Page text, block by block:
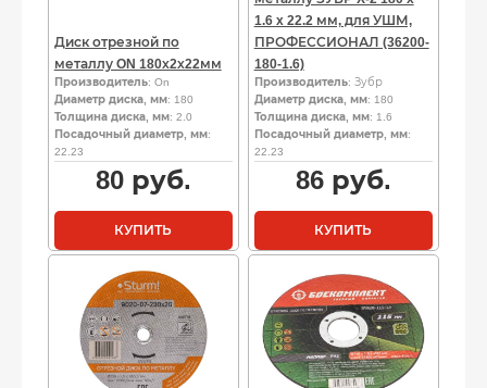
Диск отрезной по
металлу ON 180х2х22мм
Производитель: On
Диаметр диска, мм: 180
Толщина диска, мм: 2.0
Посадочный диаметр, мм:
22.23
80руб.
КУПИТЬ
1.6 x 22.2 мм, для УШМ,
ПРОФЕССИОНАЛ (36200-
180-1.6)
Производитель: Зубр
Диаметр диска, мм: 180
Толщина диска, мм: 1.6
Посадочный диаметр, мм:
22.23
86руб.
КУПИТЬ